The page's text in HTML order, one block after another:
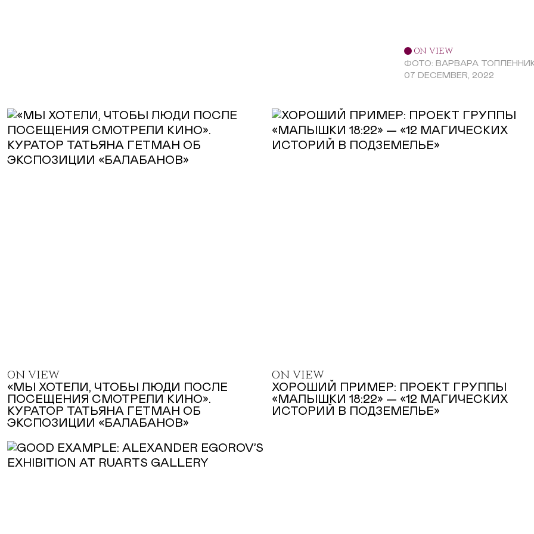
ON VIEW
ФОТО: ВАРВАРА
07 DECEMBER, 2022
ON VIEW
«МЫ ХОТЕЛИ, ЧТОБЫ ЛЮДИ ПОСЛЕ
ПОСЕЩЕНИЯ СМОТРЕЛИ КИНО».
КУРАТОР ТАТЬЯНА ГЕТМАН ОБ
ЭКСПОЗИЦИИ «БАЛАБАНОВ»
ON VIEW
ХОРОШИЙ ПРИМЕР: ПРОЕКТ ГРУППЫ
«МАЛЫШКИ 18:22» — «12 МАГИЧЕСКИХ
ИСТОРИЙ В ПОДЗЕМЕЛЬЕ»